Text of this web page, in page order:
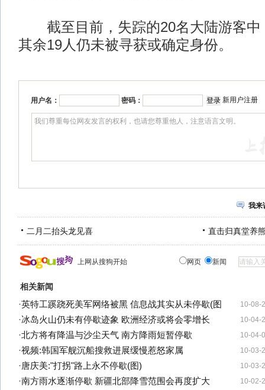
截至目前，失踪的20名大陆游客中
其余19人仍未被寻获或确定身份。
用户名： 密码： 新用户注册
我来
二月二抬头龙见喜 直击归真堂养
上网从搜狗开始 网页 新闻
相关新闻
10-08-
·英特工蹊跷死美军网络被黑 信息战其实从未停歇(图
10-04-
·冰岛火山仍未有停歇迹象 欧洲经济或将会零增长
10-04-
·北方将有降温与沙尘天气 南方降雨短暂停歇
10-03-
·视频:韩国军舰沉船搜救进展缓慢惹怒家属
10-03-
·唐庆美:"打拐"路上永不停歇(图)
10-02-
·南方雨水逐渐停歇 新疆北部降雪范围会再度扩大